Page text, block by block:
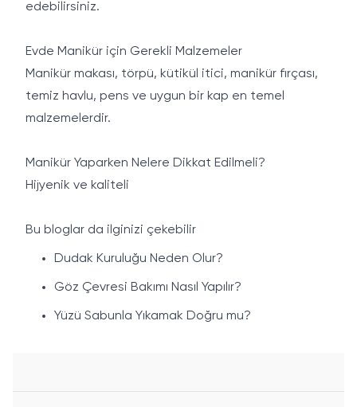
edebilirsiniz.
Evde Manikür için Gerekli Malzemeler
Manikür makası, törpü, kütikül itici, manikür fırçası,
temiz havlu, pens ve uygun bir kap en temel
malzemelerdir.
Manikür Yaparken Nelere Dikkat Edilmeli?
Hijyenik ve kaliteli
Bu bloglar da ilginizi çekebilir
Dudak Kuruluğu Neden Olur?
Göz Çevresi Bakımı Nasıl Yapılır?
Yüzü Sabunla Yıkamak Doğru mu?